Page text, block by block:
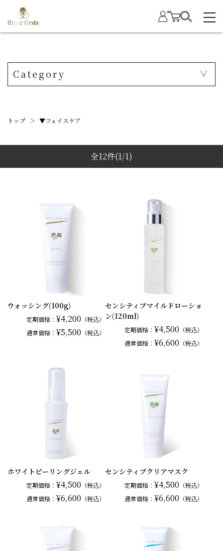
Category
トップ ＞ ▼フェイスケア
全12件(1/1)
ウォッシング(100g)
定期価格： ¥4,200 （税込）
通常価格： ¥5,500 （税込）
センシティブマイルドローショ
ン(120ml)
定期価格： ¥4,500 （税込）
通常価格： ¥6,600 （税込）
ホワイトピーリングジェル
定期価格：¥4,500 （税込）
通常価格：¥6,600 （税込）
センシティブクリアマスク
定期価格： ¥4,500 （税込）
通常価格： ¥6,600 （税込）